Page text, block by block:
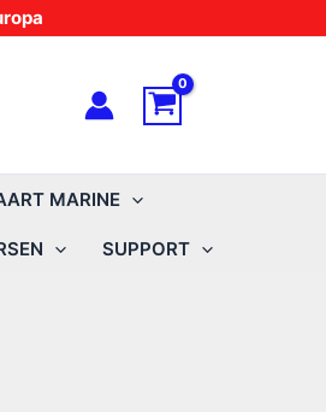
MARINE
SUPPORT